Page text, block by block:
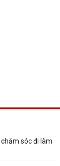
sóc đi làm